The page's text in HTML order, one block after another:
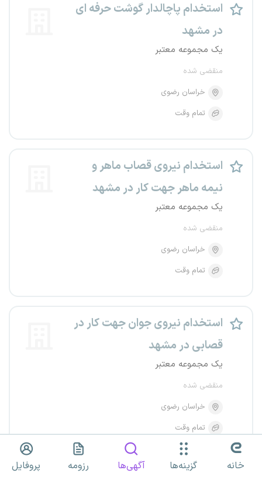
استخدام پاچالدار گوشت حرفه ای
در مشهد
یک مجموعه معتبر
منقضی شده
خراسان رضوی
تمام وقت
استخدام نیروی قصاب ماهر و
نیمه ماهر جهت کار در مشهد
یک مجموعه معتبر
منقضی شده
خراسان رضوی
تمام وقت
استخدام نیروی جوان جهت کار در
قصابی در مشهد
یک مجموعه معتبر
منقضی شده
خراسان رضوی
تمام وقت
خانه گزینه‌ها آگهی‌ها رزومه پروفایل